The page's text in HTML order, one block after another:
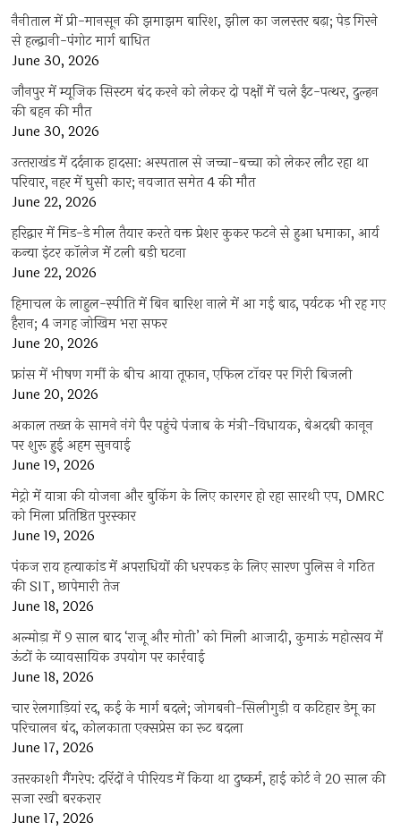
नैनीताल में प्री-मानसून की झमाझम बारिश, झील का जलस्तर बढ़ा; पेड़ गिरने
से हल्द्वानी-पंगोट मार्ग बाधित
June 30, 2026
जौनपुर में म्यूजिक सिस्टम बंद करने को लेकर दो पक्षों में चले ईंट-पत्थर, दुल्हन
की बहन की मौत
June 30, 2026
उत्‍तराखंड में दर्दनाक हादसा: अस्पताल से जच्चा-बच्चा को लेकर लौट रहा था
परिवार, नहर में घुसी कार; नवजात समेत 4 की मौत
June 22, 2026
हरिद्वार में मिड-डे मील तैयार करते वक्त प्रेशर कुकर फटने से हुआ धमाका, आर्य
कन्या इंटर कॉलेज में टली बड़ी घटना
June 22, 2026
हिमाचल के लाहुल-स्पीति में बिन बारिश नाले में आ गई बाढ़, पर्यटक भी रह गए
हैरान; 4 जगह जोखिम भरा सफर
June 20, 2026
फ्रांस में भीषण गर्मी के बीच आया तूफान, एफिल टॉवर पर गिरी बिजली
June 20, 2026
अकाल तख्त के सामने नंगे पैर पहुंचे पंजाब के मंत्री-विधायक, बेअदबी कानून
पर शुरू हुई अहम सुनवाई
June 19, 2026
मेट्रो में यात्रा की योजना और बुकिंग के लिए कारगर हो रहा सारथी एप, DMRC
को मिला प्रतिष्ठित पुरस्कार
June 19, 2026
पंकज राय हत्याकांड में अपराधियों की धरपकड़ के लिए सारण पुलिस ने गठित
की SIT, छापेमारी तेज
June 18, 2026
अल्मोड़ा में 9 साल बाद ‘राजू और मोती’ को मिली आजादी, कुमाऊं महोत्सव में
ऊंटों के व्यावसायिक उपयोग पर कार्रवाई
June 18, 2026
चार रेलगाड़ियां रद, कई के मार्ग बदले; जोगबनी-सिलीगुड़ी व कटिहार डेमू का
परिचालन बंद, कोलकाता एक्सप्रेस का रूट बदला
June 17, 2026
उत्तरकाशी गैंगरेप: दरिंदों ने पीरियड में किया था दुष्कर्म, हाई कोर्ट ने 20 साल की
सजा रखी बरकरार
June 17, 2026